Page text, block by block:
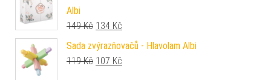
Albi
149Kč Původní cena byla: 149 Kč.
134 Kč
Sada zvýrazňovačů - Hlavolam Albi
119Kč Původní cena byla: 119 Kč.
107 Kč